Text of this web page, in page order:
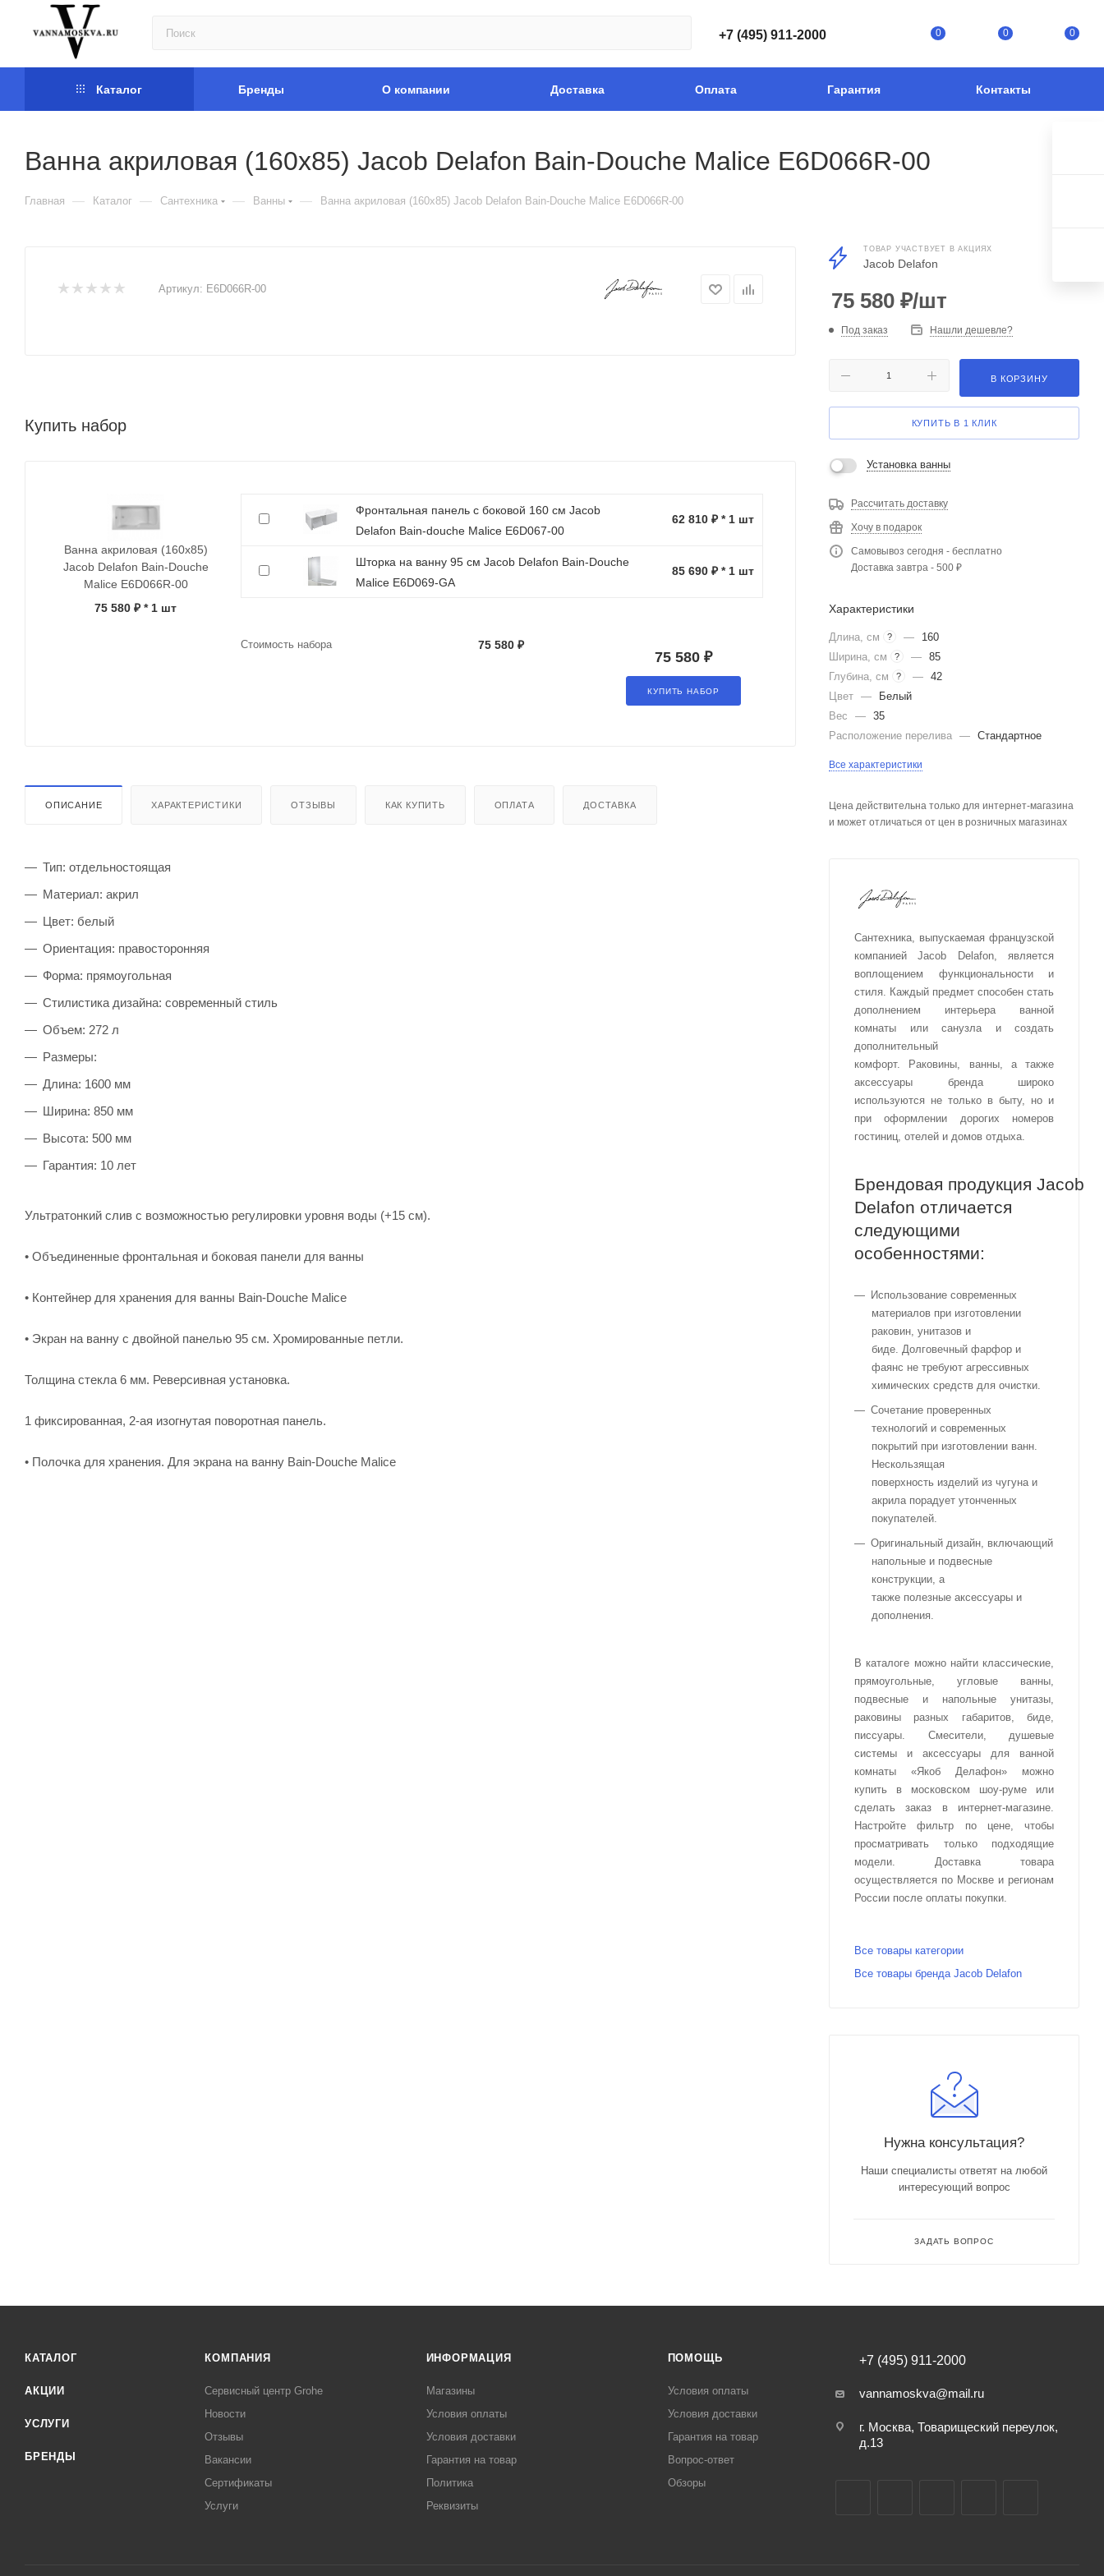
+7 (495) 911-2000 0 0 0
Каталог Бренды О компании Доставка Оплата Гарантия Контакты
Ванна акриловая (160х85) Jacob Delafon Bain-Douche Malice E6D066R-00
Главная — Каталог — Сантехника — Ванны — Ванна акриловая (160х85) Jacob Delafon Bain-Douche Malice E6D066R-00
Артикул: E6D066R-00
Купить набор
Ванна акриловая (160х85)
Jacob Delafon Bain-Douche
Malice E6D066R-00
75 580 ₽ * 1 шт
Фронтальная панель с боковой 160 см Jacob
Delafon Bain-douche Malice E6D067-00
62 810 ₽ * 1 шт
Шторка на ванну 95 см Jacob Delafon Bain-Douche
Malice E6D069-GA
85 690 ₽ * 1 шт
Стоимость набора 75 580 ₽
75 580 ₽
КУПИТЬ НАБОР
ОПИСАНИЕ ХАРАКТЕРИСТИКИ ОТЗЫВЫ КАК КУПИТЬ ОПЛАТА ДОСТАВКА
Тип: отдельностоящая
Материал: акрил
Цвет: белый
Ориентация: правосторонняя
Форма: прямоугольная
Стилистика дизайна: современный стиль
Объем: 272 л
Размеры:
Длина: 1600 мм
Ширина: 850 мм
Высота: 500 мм
Гарантия: 10 лет
Ультратонкий слив с возможностью регулировки уровня воды (+15 см).
• Объединенные фронтальная и боковая панели для ванны
• Контейнер для хранения для ванны Bain-Douche Malice
• Экран на ванну с двойной панелью 95 см. Хромированные петли.
Толщина стекла 6 мм. Реверсивная установка.
1 фиксированная, 2-ая изогнутая поворотная панель.
• Полочка для хранения. Для экрана на ванну Bain-Douche Malice
ТОВАР УЧАСТВУЕТ В АКЦИЯХ
Jacob Delafon
75 580 ₽/шт
Под заказ Нашли дешевле?
В КОРЗИНУ
КУПИТЬ В 1 КЛИК
Установка ванны
Рассчитать доставку
Хочу в подарок
Самовывоз сегодня - бесплатно
Доставка завтра - 500 ₽
Характеристики
Длина, см ? —
160
Ширина, см
? — 85
Глубина, см
? — 42
Цвет —
Белый
Вес
— 35
Расположение перелива — Стандартное
Все характеристики
Цена действительна только для интернет-магазина
и может отличаться от цен в розничных магазинах
Сантехника, выпускаемая французской
компанией Jacob Delafon, является
воплощением функциональности и
стиля. Каждый предмет способен стать
дополнением интерьера ванной
комнаты или санузла и создать
дополнительный
комфорт. Раковины, ванны, а также
аксессуары бренда широко
используются не только в быту, но и
при оформлении дорогих номеров
гостиниц, отелей и домов отдыха.
Брендовая продукция Jacob
Delafon отличается
следующими
особенностями:
Использование современных
материалов при изготовлении
раковин, унитазов и
биде. Долговечный фарфор и
фаянс не требуют агрессивных
химических средств для очистки.
Сочетание проверенных
технологий и современных
покрытий при изготовлении ванн.
Нескользящая
поверхность изделий из чугуна и
акрила порадует утонченных
покупателей.
Оригинальный дизайн, включающий
напольные и подвесные
конструкции, а
также полезные аксессуары и
дополнения.
В каталоге можно найти классические,
прямоугольные, угловые ванны,
подвесные и напольные унитазы,
раковины разных габаритов, биде,
писсуары. Смесители, душевые
системы и аксессуары для ванной
комнаты «Якоб Делафон» можно
купить в московском шоу-руме или
сделать заказ в интернет-магазине.
Настройте фильтр по цене, чтобы
просматривать только подходящие
модели. Доставка товара
осуществляется по Москве и регионам
России после оплаты покупки.
Все товары категории
Все товары бренда Jacob Delafon
Нужна консультация?
Наши специалисты ответят на любой
интересующий вопрос
ЗАДАТЬ ВОПРОС
КАТАЛОГ
АКЦИИ
УСЛУГИ
БРЕНДЫ
КОМПАНИЯ
Сервисный центр Grohe
Новости
Отзывы
Вакансии
Сертификаты
Услуги
ИНФОРМАЦИЯ
Магазины
Условия оплаты
Условия доставки
Гарантия на товар
Политика
Реквизиты
ПОМОЩЬ
Условия оплаты
Условия доставки
Гарантия на товар
Вопрос-ответ
Обзоры
+7 (495) 911-2000
vannamoskva@mail.ru
г. Москва, Товарищеский переулок,
д.13